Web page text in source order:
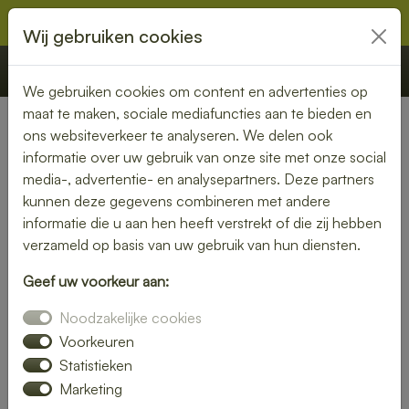
€ 0,00 Offerte Bestellen
Nederland» Legemeer
Lunch laten bezorgen in
Legemeer – gezond, vers en
gemakkelijk
in Legemeer en geniet van verse gerechten op jouw
gewenste locatie. Van kleurrijke salades tot knapperige
broodjes – wij bezorgen jouw lunch vers en op tijd.
Plaats eenvoudig je bestelling online en laat je verrassen
Wij gebruiken cookies
We gebruiken cookies om content en advertenties op
maat te maken, sociale mediafuncties aan te bieden en
ons websiteverkeer te analyseren. We delen ook
informatie over uw gebruik van onze site met onze social
media-, advertentie- en analysepartners. Deze partners
kunnen deze gegevens combineren met andere
informatie die u aan hen heeft verstrekt of die zij hebben
verzameld op basis van uw gebruik van hun diensten.
Geef uw voorkeur aan:
Noodzakelijke cookies
Voorkeuren
Statistieken
Marketing